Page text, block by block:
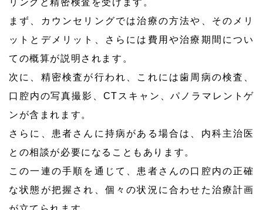
まず、カウンセリングでは治療の方法や、そのメリ
ットとデメリット、さらには費用や治療期間につい
ての概算が説明されます。
次に、精密検査が行われ、これには歯周病の検査、
口腔内の写真撮影、CTスキャン、パノラマレントゲ
ンが含まれます。
さらに、患者さんに持病がある場合は、内科主治医
との相談が必要になることもあります。
この一連の手順を通じて、患者さんの口腔内の正確
な状態が把握され、個々の状況に合わせた治療計画